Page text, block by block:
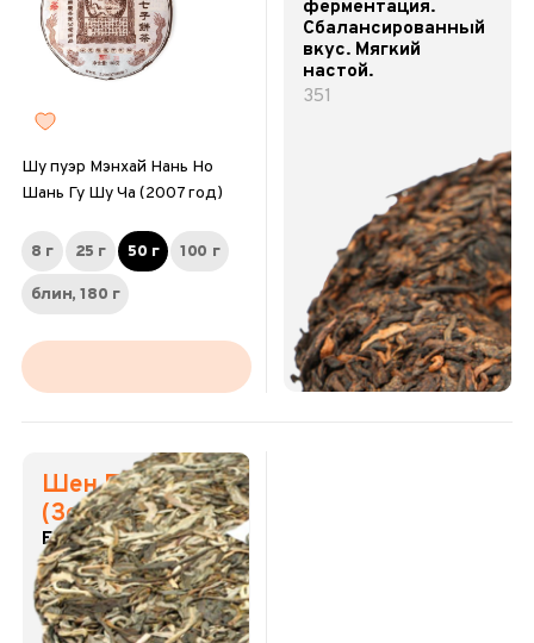
Шу пуэр Мэнхай Нань Но
Шань Гу Шу Ча (2007 год)
8 г 25 г 50 г 100 г
блин, 180 г
ферментация.
Сбалансированный
вкус. Мягкий
настой.
351
Шен Пуэр
(Зеленый пуэр)
Естественная
ферментация.
Вдохновляет.
Обновляет силы.
185